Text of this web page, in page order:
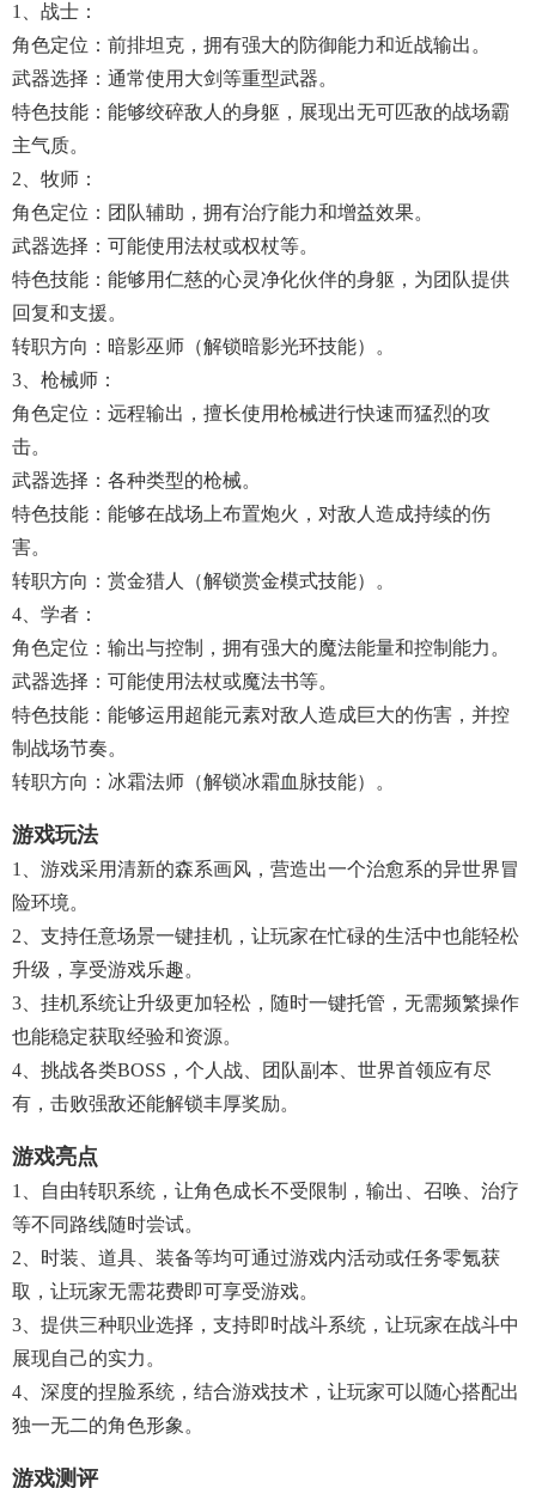
1、战士：
角色定位：前排坦克，拥有强大的防御能力和近战输出。
武器选择：通常使用大剑等重型武器。
特色技能：能够绞碎敌人的身躯，展现出无可匹敌的战场霸
主气质。
2、牧师：
角色定位：团队辅助，拥有治疗能力和增益效果。
武器选择：可能使用法杖或权杖等。
特色技能：能够用仁慈的心灵净化伙伴的身躯，为团队提供
回复和支援。
转职方向：暗影巫师（解锁暗影光环技能）。
3、枪械师：
角色定位：远程输出，擅长使用枪械进行快速而猛烈的攻
击。
武器选择：各种类型的枪械。
特色技能：能够在战场上布置炮火，对敌人造成持续的伤
害。
转职方向：赏金猎人（解锁赏金模式技能）。
4、学者：
角色定位：输出与控制，拥有强大的魔法能量和控制能力。
武器选择：可能使用法杖或魔法书等。
特色技能：能够运用超能元素对敌人造成巨大的伤害，并控
制战场节奏。
转职方向：冰霜法师（解锁冰霜血脉技能）。
游戏玩法
1、游戏采用清新的森系画风，营造出一个治愈系的异世界冒
险环境。
2、支持任意场景一键挂机，让玩家在忙碌的生活中也能轻松
升级，享受游戏乐趣。
3、挂机系统让升级更加轻松，随时一键托管，无需频繁操作
也能稳定获取经验和资源。
4、挑战各类BOSS，个人战、团队副本、世界首领应有尽
有，击败强敌还能解锁丰厚奖励。
游戏亮点
1、自由转职系统，让角色成长不受限制，输出、召唤、治疗
等不同路线随时尝试。
2、时装、道具、装备等均可通过游戏内活动或任务零氪获
取，让玩家无需花费即可享受游戏。
3、提供三种职业选择，支持即时战斗系统，让玩家在战斗中
展现自己的实力。
4、深度的捏脸系统，结合游戏技术，让玩家可以随心搭配出
独一无二的角色形象。
游戏测评